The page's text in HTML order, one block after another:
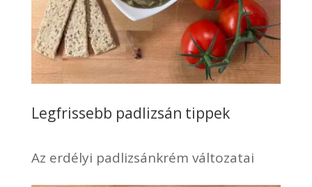
Legfrissebb padlizsán tippek
Az erdélyi padlizsánkrém változatai